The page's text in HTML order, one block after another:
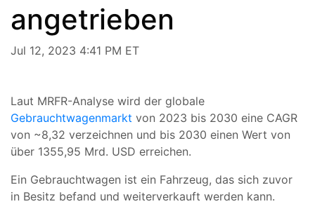
angetrieben
Jul 12, 2023 4:41 PM ET
Laut MRFR-Analyse wird der globale
Gebrauchtwagenmarkt von 2023 bis 2030 eine CAGR
von ~8,32 verzeichnen und bis 2030 einen Wert von
über 1355,95 Mrd. USD erreichen.
Ein Gebrauchtwagen ist ein Fahrzeug, das sich zuvor
in Besitz befand und weiterverkauft werden kann.